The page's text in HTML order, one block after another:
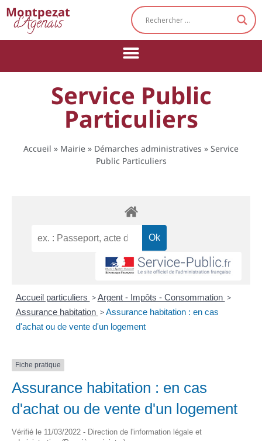
Montpezat
d'Agenais
Service Public
Particuliers
Accueil » Mairie » Démarches administratives » Service
Public Particuliers
Accueil particuliers > Argent - Impôts - Consommation >
Assurance habitation > Assurance habitation : en cas
d'achat ou de vente d'un logement
Fiche pratique
Assurance habitation : en cas
d'achat ou de vente d'un logement
Vérifié le 11/03/2022 - Direction de l'information légale et
Cookies management panel